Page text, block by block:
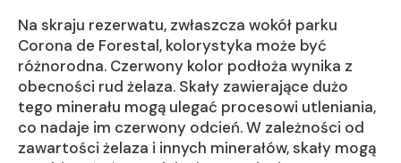
Na skraju rezerwatu, zwłaszcza wokół parku
Corona de Forestal, kolorystyka może być
różnorodna. Czerwony kolor podłoża wynika z
obecności rud żelaza. Skały zawierające dużo
tego minerału mogą ulegać procesowi utleniania,
co nadaje im czerwony odcień. W zależności od
zawartości żelaza i innych minerałów, skały mogą